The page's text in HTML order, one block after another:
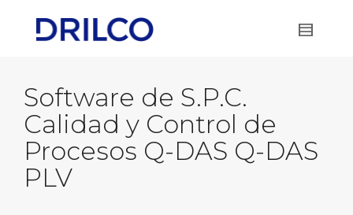
Software de S.P.C.
Calidad y Control de
Procesos Q-DAS Q-DAS
PLV